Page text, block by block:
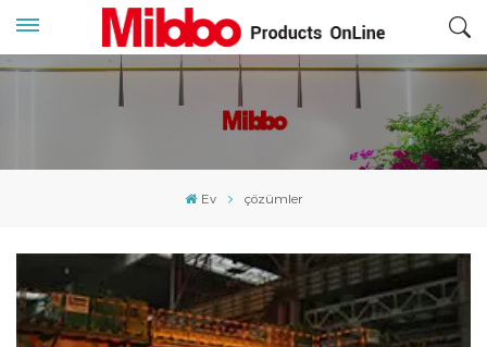
Ev çözümler